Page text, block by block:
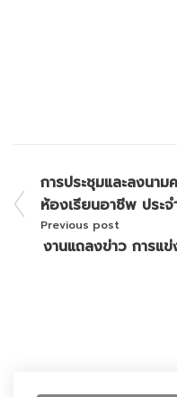
การประชุมและลงนา
ห้องเรียนอาชีพ ประ
Previous post
งานแถลงข่าว การแ